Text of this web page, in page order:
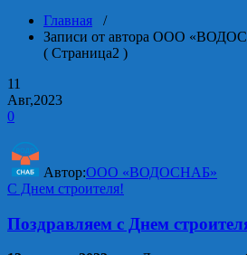
Главная /
Записи от автора ООО
( Страница2 )
11
Авг,2023
0
Автор:ООО «ВОДОСНАБ»
С Днем строителя!
Поздравляем с Днем